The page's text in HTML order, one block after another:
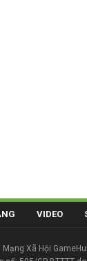
VIDEO
Mạng Xã Hội